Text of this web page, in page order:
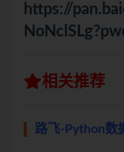
https://
相关推荐
路飞-Python数